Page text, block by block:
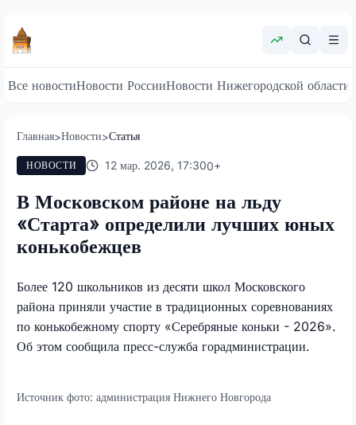
Все новостиНовости РоссииНовости Нижегородской области
Главная>Новости>Статья
НОВОСТИ 12 мар. 2026, 17:300+
В Московском районе на льду
«Старта» определили лучших юных
конькобежцев
Более 120 школьников из десяти школ Московского
района приняли участие в традиционных соревнованиях
по конькобежному спорту «Серебряные коньки - 2026».
Об этом сообщила пресс-служба горадминистрации.
Источник фото: администрация Нижнего Новгорода